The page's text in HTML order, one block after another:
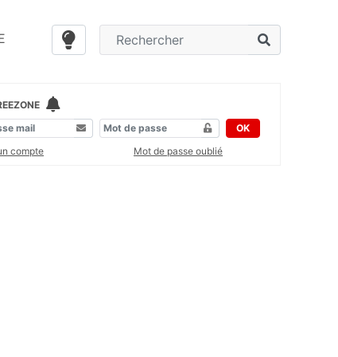
OK
compte
Mot de passe oublié